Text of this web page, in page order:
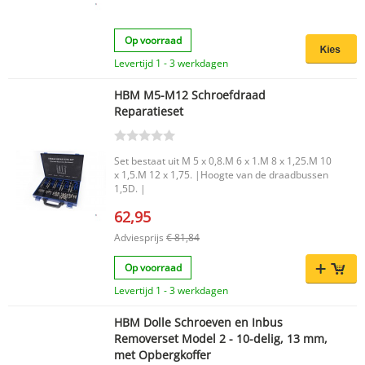
Op voorraad
Levertijd 1 - 3 werkdagen
HBM M5-M12 Schroefdraad
Reparatieset
Set bestaat uit M 5 x 0,8.M 6 x 1.M 8 x 1,25.M 10
x 1,5.M 12 x 1,75. |Hoogte van de draadbussen
1,5D. |
62,95
Adviesprijs € 81,84
Op voorraad
Levertijd 1 - 3 werkdagen
HBM Dolle Schroeven en Inbus
Removerset Model 2 - 10-delig, 13 mm,
met Opbergkoffer